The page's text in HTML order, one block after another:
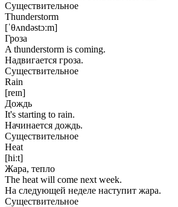
Существительное
Thunderstorm
[ˈθʌndəstɔːm]
Гроза
A thunderstorm is coming.
Надвигается гроза.
Существительное
Rain
[reɪn]
Дождь
It's starting to rain.
Начинается дождь.
Существительное
Heat
[hiːt]
Жара, тепло
The heat will come next week.
На следующей неделе наступит жара.
Существительное